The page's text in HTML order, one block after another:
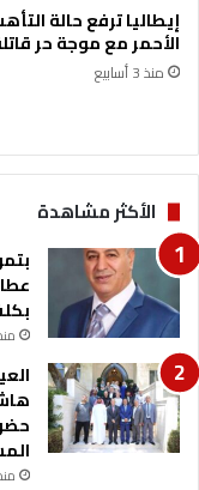
ص
ا
د
ر
ر
س
م
ي
ة
ح
ف
ا
ظ
ا
ع
ل
ى
ا
ل
ج
ي
ل
و
ي
ت
ي
إيطاليا ترفع حالة
الأحمر مع موجة حر
منذ 3 أسابيع
الأكثر مشاهدة
بكلفة
منذ 3